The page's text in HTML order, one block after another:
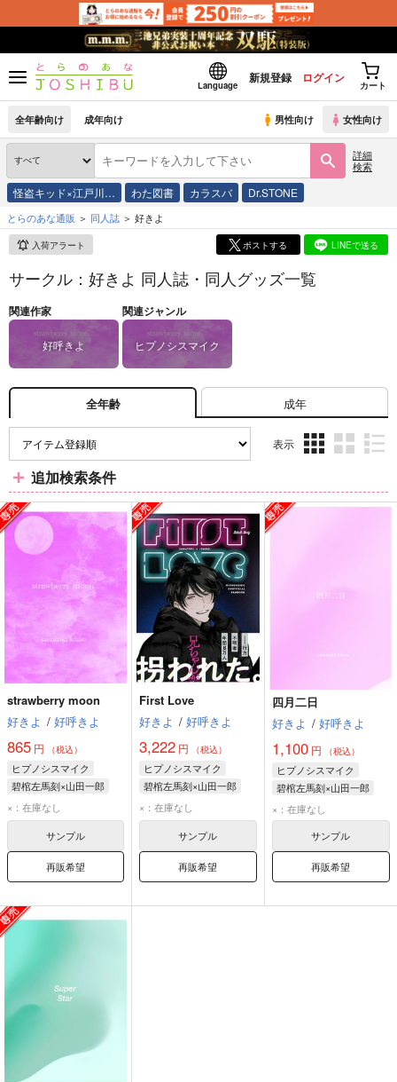
Language
新規登録 ログイン
カート
全年齢向け 成年向け 男性向け 女性向け
詳細
検索
怪盗キッド×江戸川… わた図書 カラスバ Dr.STONE
とらのあな通販 同人誌 好きよ
入荷アラート ポストする LINEで送る
サークル：好きよ 同人誌・同人グッズ一覧
関連作家
好呼きよ
関連ジャンル
ヒプノシスマイク
全年齢 成年
表示
ム
表
ム
表
ム
表
追加検索条件
strawberry moon
好きよ / 好呼きよ
865 円 （税込）
ヒプノシスマイク
碧棺左馬刻×山田一郎
碧棺左馬刻
×：在庫なし
サンプル
再販希望
First Love
好きよ / 好呼きよ
3,222 円 （税込）
ヒプノシスマイク
碧棺左馬刻×山田一郎
碧棺左馬刻
×：在庫なし
サンプル
再販希望
四月二日
好きよ / 好呼きよ
1,100円 （税込）
ヒプノシスマイク
碧棺左馬刻×山田一郎
碧棺左馬刻
×：在庫なし
サンプル
再販希望